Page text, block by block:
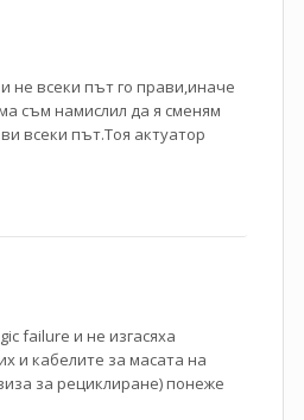
не всеки път го прави,иначе
съм намислил да я сменям
всеки път.Тоя актуатор
failure и не изгасяха
и кабелите за масата на
за рециклиране) понеже